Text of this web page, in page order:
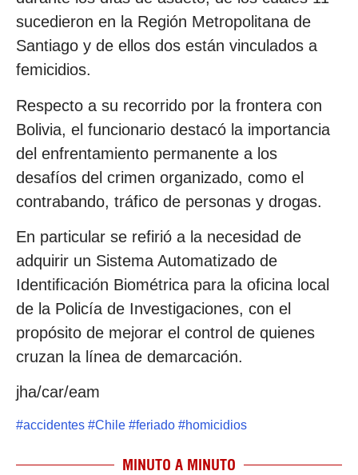
sucedieron en la Región Metropolitana de
Santiago y de ellos dos están vinculados a
femicidios.
Respecto a su recorrido por la frontera con
Bolivia, el funcionario destacó la importancia
del enfrentamiento permanente a los
desafíos del crimen organizado, como el
contrabando, tráfico de personas y drogas.
En particular se refirió a la necesidad de
adquirir un Sistema Automatizado de
Identificación Biométrica para la oficina local
de la Policía de Investigaciones, con el
propósito de mejorar el control de quienes
cruzan la línea de demarcación.
jha/car/eam
#accidentes #Chile #feriado #homicidios
MINUTO A MINUTO